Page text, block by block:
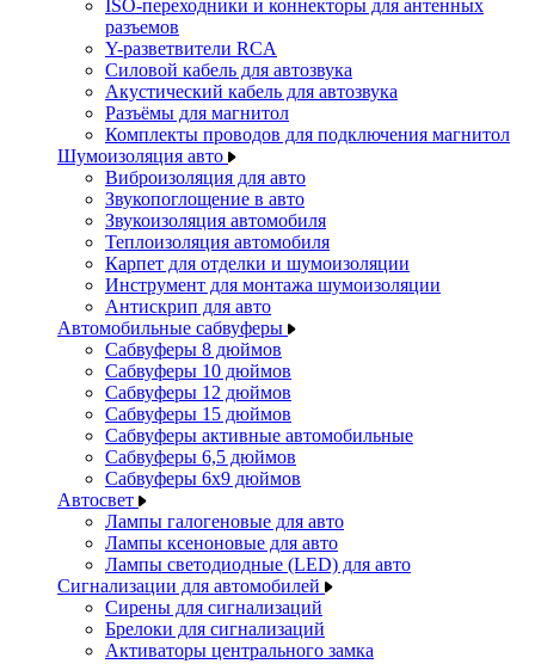
ISO-переходники и коннекторы для антенных
разъемов
Y-разветвители RCA
Силовой кабель для автозвука
Акустический кабель для автозвука
Разъёмы для магнитол
Комплекты проводов для подключения магнитол
Шумоизоляция авто
Виброизоляция для авто
Звукопоглощение в авто
Звукоизоляция автомобиля
Теплоизоляция автомобиля
Карпет для отделки и шумоизоляции
Инструмент для монтажа шумоизоляции
Антискрип для авто
Автомобильные сабвуферы
Сабвуферы 8 дюймов
Сабвуферы 10 дюймов
Сабвуферы 12 дюймов
Сабвуферы 15 дюймов
Сабвуферы активные автомобильные
Сабвуферы 6,5 дюймов
Сабвуферы 6x9 дюймов
Автосвет
Лампы галогеновые для авто
Лампы ксеноновые для авто
Лампы светодиодные (LED) для авто
Сигнализации для автомобилей
Сирены для сигнализаций
Брелоки для сигнализаций
Активаторы центрального замка